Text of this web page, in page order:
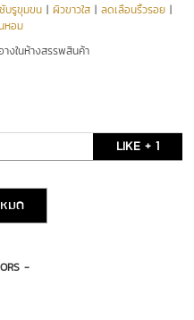
บรูขุมขน |ผิวขาวใส |ลดเลือนริ้วรอย |
หอม
างในห้างสรรพสินค้า
LIKE + 1
มด
-